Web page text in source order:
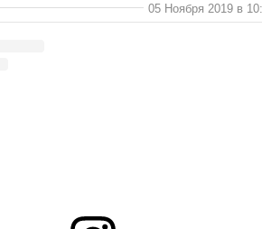
05 Ноября 2019 в